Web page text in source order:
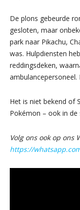
De plons gebeurde
gesloten, maar
park naar Pikachu,
was. Hulpdiensten
reddingsdeken,
Het is niet bekend of
Pokémon – ook in de
Volg ons ook op ons
https://